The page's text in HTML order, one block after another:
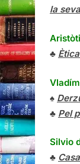
la
♣
♠
♣ Pel
Silvio
♣